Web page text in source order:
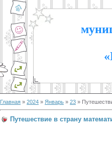
Главная » 2024 » Январь » 23 »
Путешествие в страну